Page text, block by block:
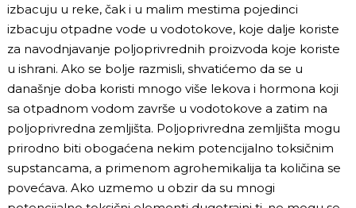
izbacuju u reke, čak i u malim mestima pojedinci
izbacuju otpadne vode u vodotokove, koje dalje koriste
za navodnjavanje poljoprivrednih proizvoda koje koriste
u ishrani. Ako se bolje razmisli, shvatićemo da se u
današnje doba koristi mnogo više lekova i hormona koji
sa otpadnom vodom završe u vodotokove a zatim na
poljoprivredna zemljišta. Poljoprivredna zemljišta mogu
prirodno biti obogaćena nekim potencijalno toksičnim
supstancama, a primenom agrohemikalija ta količina se
povećava. Ako uzmemo u obzir da su mnogi